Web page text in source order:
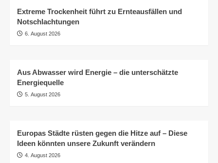
Extreme Trockenheit führt zu Ernteausfällen und
Notschlachtungen
6. August 2026
Aus Abwasser wird Energie – die unterschätzte
Energiequelle
5. August 2026
Europas Städte rüsten gegen die Hitze auf – Diese
Ideen könnten unsere Zukunft verändern
4. August 2026